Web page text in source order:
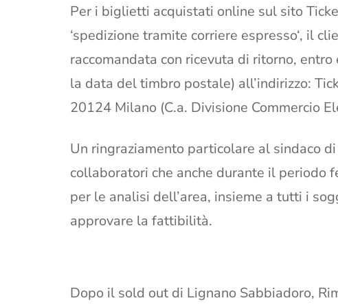
Per i biglietti acquistati online sul sito
‘spedizione tramite corriere espresso‘, il
raccomandata con ricevuta di ritorno,
la data del timbro postale) all’indirizzo:
20124 Milano (C.a. Divisione Commercio
Un ringraziamento particolare al sindaco
collaboratori che anche durante il periodo
per le analisi dell’area, insieme a tutti i
approvare la fattibilità.
Dopo il sold out di Lignano Sabbiadoro,